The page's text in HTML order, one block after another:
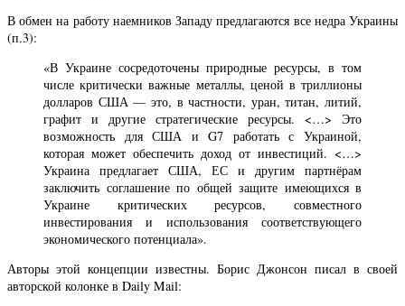
В обмен на работу наемников Западу предлагаются все недра Украины
(п.3):
«В Украине сосредоточены природные ресурсы, в том
числе критически важные металлы, ценой в триллионы
долларов США — это, в частности, уран, титан, литий,
графит и другие стратегические ресурсы. <…> Это
возможность для США и G7 работать с Украиной,
которая может обеспечить доход от инвестиций. <…>
Украина предлагает США, ЕС и другим партнёрам
заключить соглашение по общей защите имеющихся в
Украине критических ресурсов, совместного
инвестирования и использования соответствующего
экономического потенциала».
Авторы этой концепции известны. Борис Джонсон писал в своей
авторской колонке в Daily Mail: